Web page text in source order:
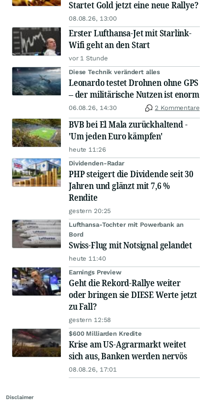
Startet Gold jetzt eine neue Rallye?
08.08.26, 13:00
Erster Lufthansa-Jet mit Starlink-
Wifi geht an den Start
vor 1 Stunde
Diese Technik verändert alles
Leonardo testet Drohnen ohne GPS
– der militärische Nutzen ist enorm
06.08.26, 14:30 2 Kommentare
BVB bei El Mala zurückhaltend -
'Um jeden Euro kämpfen'
heute 11:26
Dividenden-Radar
PHP steigert die Dividende seit 30
Jahren und glänzt mit 7,6 %
Rendite
gestern 20:25
Lufthansa-Tochter mit Powerbank an
Bord
Swiss-Flug mit Notsignal gelandet
heute 11:40
Earnings Preview
Geht die Rekord-Rallye weiter
oder bringen sie DIESE Werte jetzt
zu Fall?
gestern 12:58
$600 Milliarden Kredite
Krise am US-Agrarmarkt weitet
sich aus, Banken werden nervös
08.08.26, 17:01
Disclaimer